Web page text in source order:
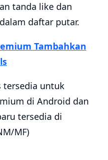
tanda like dan
daftar putar.
Tambahkan
tersedia untuk
di Android dan
tersedia di
MF)